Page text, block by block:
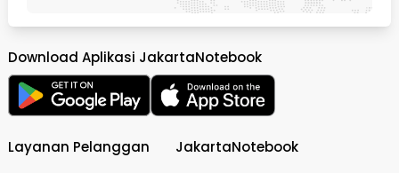
Download Aplikasi JakartaNotebook
Layanan Pelanggan JakartaNotebook